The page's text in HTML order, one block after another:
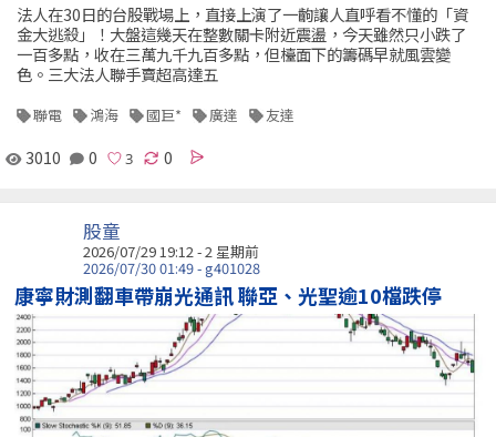
法人在30日的台股戰場上，直接上演了一齣讓人直呼看不懂的「資
金大逃殺」！大盤這幾天在整數關卡附近震盪，今天雖然只小跌了
一百多點，收在三萬九千九百多點，但檯面下的籌碼早就風雲變
色。三大法人聯手賣超高達五
聯電 鴻海 國巨* 廣達 友達
3010 0 0
股童
2026/07/29 19:12 - 2 星期前
2026/07/30 01:49 - g401028
康寧財測翻車帶崩光通訊 聯亞、光聖逾10檔跌停